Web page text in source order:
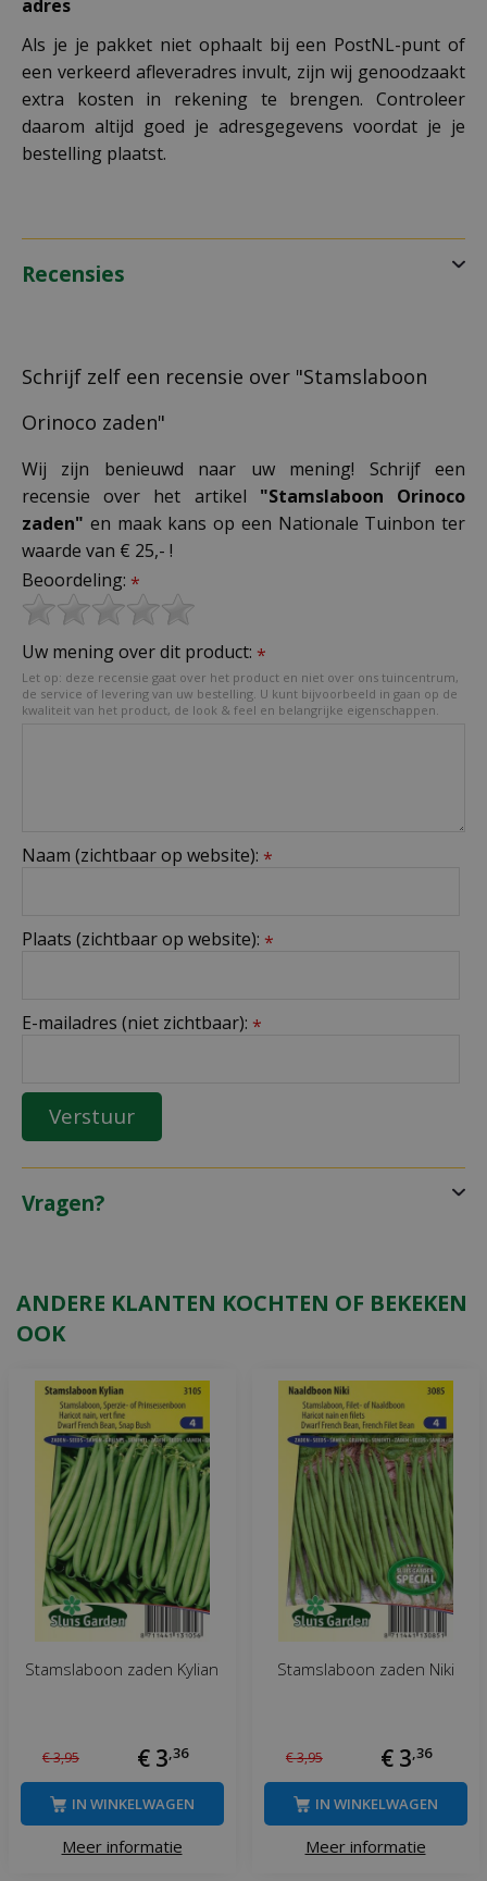
adres
Als je je pakket niet ophaalt bij een PostNL-punt of
een verkeerd afleveradres invult, zijn wij genoodzaakt
extra kosten in rekening te brengen. Controleer
daarom altijd goed je adresgegevens voordat je je
bestelling plaatst.
Recensies
Schrijf zelf een recensie over "Stamslaboon
Orinoco zaden"
Wij zijn benieuwd naar uw mening! Schrijf een
recensie over het artikel "Stamslaboon Orinoco
zaden" en maak kans op een Nationale Tuinbon ter
waarde van € 25,- !
Beoordeling: *
Uw mening over dit product: *
Let op: deze recensie gaat over het product en niet over ons tuincentrum,
de service of levering van uw bestelling. U kunt bijvoorbeeld in gaan op de
kwaliteit van het product, de look & feel en belangrijke eigenschappen.
Naam (zichtbaar op website): *
Plaats (zichtbaar op website): *
E-mailadres (niet zichtbaar): *
Vragen?
ANDERE KLANTEN KOCHTEN OF BEKEKEN
OOK
Stamslaboon zaden Kylian
€3,95 € 3,36
Meer informatie
IN WINKELWAGEN
Stamslaboon zaden Niki
€3,95 € 3,36
Meer informatie
IN WINKELWAGEN